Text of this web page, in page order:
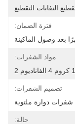
النفايات التقطيع
فترة الضمان:
مواد الشفرات:
تصميم الشفرات:
شفرات دوارة ملتوية
حالة: